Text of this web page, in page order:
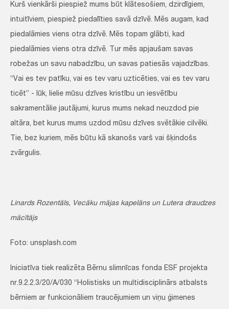
Kurš vienkārši piespiež mums būt klātesošiem, dzirdīgiem,
intuitīviem, piespiež piedalīties savā dzīvē. Mēs augam, kad
piedalāmies viens otra dzīvē. Mēs topam glābti, kad
piedalāmies viens otra dzīvē. Tur mēs apjaušam savas
robežas un savu nabadzību, un savas patiesās vajadzības.
“Vai es tev patīku, vai es tev varu uzticēties, vai es tev varu
ticēt” - lūk, lielie mūsu dzīves kristību un iesvētību
sakramentālie jautājumi, kurus mums nekad neuzdod pie
altāra, bet kurus mums uzdod mūsu dzīves svētākie cilvēki.
Tie, bez kuriem, mēs būtu kā skanošs varš vai šķindošs
zvārgulis.
Linards Rozentāls, Vecāku mājas kapelāns un Lutera draudzes
mācītājs
Foto: unsplash.com
Iniciatīva tiek realizēta Bērnu slimnīcas fonda ESF projekta
nr.9.2.2.3/20/A/030 “Holistisks un multidisciplinārs atbalsts
bērniem ar funkcionāliem traucējumiem un viņu ģimenes